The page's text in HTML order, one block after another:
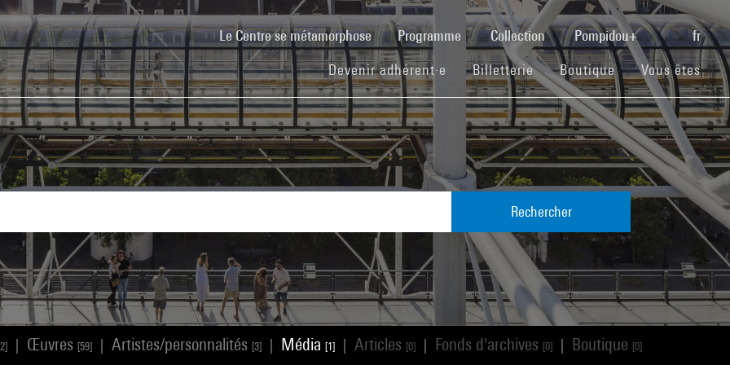
Le Centre se métamorphose(current)Programme Collection Pompidou+ fr
Devenir adhérent·e (current)
Billetterie(current)Boutique(current)Vous êtes
Rechercher
Œuvres [59] Artistes/personnalités [3] Média [1] Articles [0] Fonds d'archives [0] Boutique [0]